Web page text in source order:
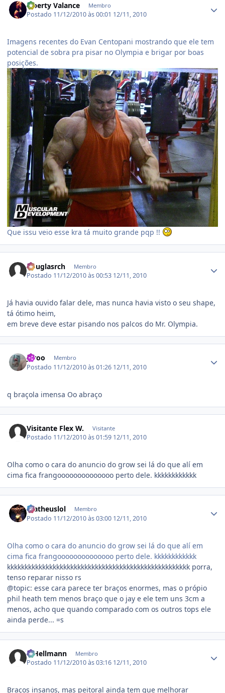
Liberty Valance Membro
Postado 11/12/2010 às 00:01 12/11, 2010
Imagens recentes do Evan Centopani mostrando que ele tem
potencial de sobra pra pisar no Olympia e brigar por boas
posições.
Que issu veio esse kra tá muito grande pqp !!
douglasrch Membro
Postado 11/12/2010 às 00:53 12/11, 2010
Já havia ouvido falar dele, mas nunca havia visto o seu shape,
tá ótimo heim,
em breve deve estar pisando nos palcos do Mr. Olympia.
joroo Membro
Postado 11/12/2010 às 01:26 12/11, 2010
q braçola imensa Oo abraço
Visitante Flex W. Visitante
Postado 11/12/2010 às 01:59 12/11, 2010
Olha como o cara do anuncio do grow sei lá do que alí em
cima fica frangoooooooooooooo perto dele. kkkkkkkkkkkk
matheuslol Membro
Postado 11/12/2010 às 03:00 12/11, 2010
Olha como o cara do anuncio do grow sei lá do que alí em
cima fica frangoooooooooooooo perto dele. kkkkkkkkkkkk
kkkkkkkkkkkkkkkkkkkkkkkkkkkkkkkkkkkkkkkkkkkkkkkkkkkk porra,
tenso reparar nisso rs
@topic: esse cara parece ter braços enormes, mas o própio
phil heath tem menos braço que o jay e ele tem uns 3cm a
menos, acho que quando comparado com os outros tops ele
ainda perde... =s
R.Hellmann Membro
Postado 11/12/2010 às 03:16 12/11, 2010
Braços insanos, mas peitoral ainda tem que melhorar